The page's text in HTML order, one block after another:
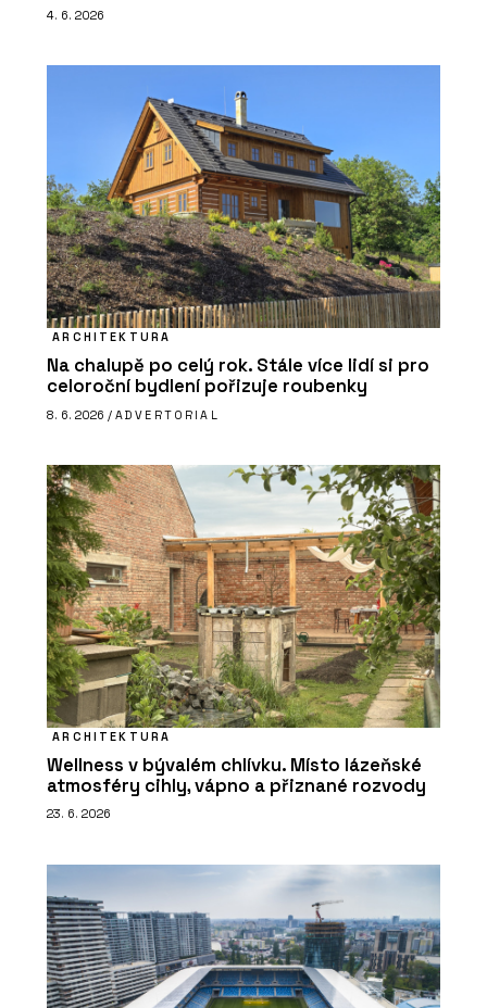
4. 6. 2026
ARCHITEKTURA
Na chalupě po celý rok. Stále více lidí si pro
celoroční bydlení pořizuje roubenky
8. 6. 2026 / ADVERTORIAL
ARCHITEKTURA
Wellness v bývalém chlívku. Místo lázeňské
atmosféry cihly, vápno a přiznané rozvody
23. 6. 2026